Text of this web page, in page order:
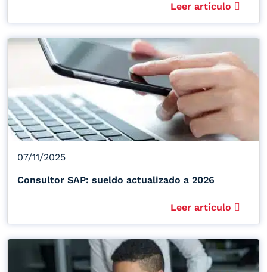
Leer artículo
07/11/2025
Consultor SAP: sueldo actualizado a 2026
Leer artículo